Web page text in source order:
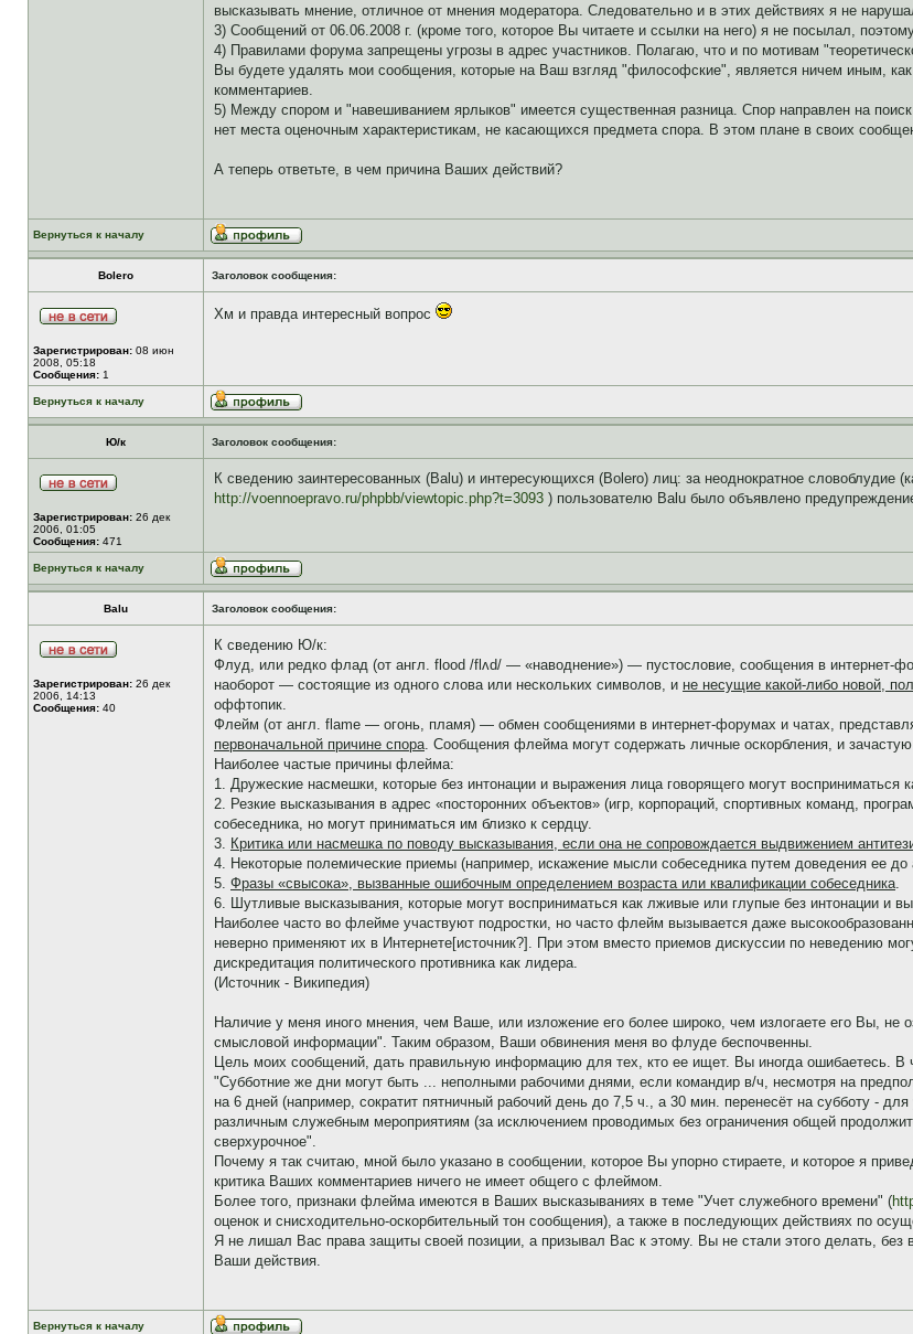
высказывать мнение, отличное от мнения модератора. Следовательно и в этих действиях я не
3) Сообщений от 06.06.2008 г. (кроме того, которое Вы читаете и ссылки на него) я не посылал,
4) Правилами форума запрещены угрозы в адрес участников. Полагаю, что и по мотивам
Вы будете удалять мои сообщения, которые на Ваш взгляд "философские", является ничем иным,
комментариев.
5) Между спором и "навешиванием ярлыков" имеется существенная разница. Спор направлен на
нет места оценочным характеристикам, не касающихся предмета спора. В этом плане в своих
А теперь ответьте, в чем причина Ваших действий?
Вернуться к началу
Bolero Заголовок сообщения:
Зарегистрирован: 08 июн
2008, 05:18
Сообщения: 1
Хм и правда интересный вопрос
Вернуться к началу
Ю/к Заголовок сообщения:
Зарегистрирован: 26 дек
2006, 01:05
Сообщения: 471
К сведению заинтересованных (Balu) и интересующихся (Bolero) лиц: за неоднократное
http://voennoepravo.ru/phpbb/viewtopic.php?t=3093 ) пользователю Balu было объявлено
Вернуться к началу
Balu Заголовок сообщения:
Зарегистрирован: 26 дек
2006, 14:13
Сообщения: 40
К сведению Ю/к:
Флуд, или редко флад (от англ. flood /flʌd/ — «наводнение») — пустословие, сообщения в интернет-
наоборот — состоящие из одного слова или нескольких символов, и не несущие какой-либо новой,
оффтопик.
Флейм (от англ. flame — огонь, пламя) — обмен сообщениями в интернет-форумах и чатах,
первоначальной причине спора. Сообщения флейма могут содержать личные оскорбления, и
Наиболее частые причины флейма:
1. Дружеские насмешки, которые без интонации и выражения лица говорящего могут восприниматься
2. Резкие высказывания в адрес «посторонних объектов» (игр, корпораций, спортивных команд,
собеседника, но могут приниматься им близко к сердцу.
3. Критика или насмешка по поводу высказывания, если она не сопровождается выдвижением
4. Некоторые полемические приемы (например, искажение мысли собеседника путем доведения ее до
5. Фразы «свысока», вызванные ошибочным определением возраста или квалификации собеседника.
6. Шутливые высказывания, которые могут восприниматься как лживые или глупые без интонации и
Наиболее часто во флейме участвуют подростки, но часто флейм вызывается даже
неверно применяют их в Интернете[источник?]. При этом вместо приемов дискуссии по неведению
дискредитация политического противника как лидера.
(Источник - Википедия)
Наличие у меня иного мнения, чем Ваше, или изложение его более широко, чем излогаете его Вы, не
смысловой информации". Таким образом, Ваши обвинения меня во флуде беспочвенны.
Цель моих сообщений, дать правильную информацию для тех, кто ее ищет. Вы иногда ошибаетесь. В
"Субботние же дни могут быть ... неполными рабочими днями, если командир в/ч, несмотря на
на 6 дней (например, сократит пятничный рабочий день до 7,5 ч., а 30 мин. перенесёт на субботу -
различным служебным мероприятиям (за исключением проводимых без ограничения общей
сверхурочное".
Почему я так считаю, мной было указано в сообщении, которое Вы упорно стираете, и которое я
критика Ваших комментариев ничего не имеет общего с флеймом.
Более того, признаки флейма имеются в Ваших высказываниях в теме "Учет служебного времени" (
оценок и снисходительно-оскорбительный тон сообщения), а также в последующих действиях по
Я не лишал Вас права защиты своей позиции, а призывал Вас к этому. Вы не стали этого делать,
Ваши действия.
Вернуться к началу